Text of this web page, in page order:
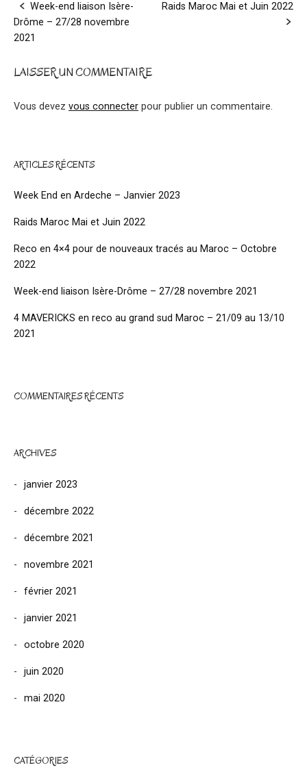
Post
navigation
Week-end liaison Isère-
Drôme – 27/28 novembre
2021
Raids Maroc Mai et Juin 2022
LAISSER UN COMMENTAIRE
Vous devez vous connecter pour publier un commentaire.
ARTICLES RÉCENTS
Week End en Ardeche – Janvier 2023
Raids Maroc Mai et Juin 2022
Reco en 4×4 pour de nouveaux tracés au Maroc – Octobre
2022
Week-end liaison Isère-Drôme – 27/28 novembre 2021
4 MAVERICKS en reco au grand sud Maroc – 21/09 au 13/10
2021
COMMENTAIRES RÉCENTS
ARCHIVES
janvier 2023
décembre 2022
décembre 2021
novembre 2021
février 2021
janvier 2021
octobre 2020
juin 2020
mai 2020
CATÉGORIES